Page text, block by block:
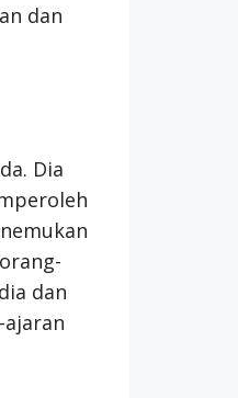
dan
Dia
dan